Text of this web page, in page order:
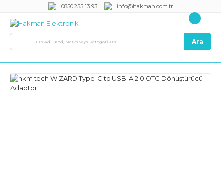
0850 255 13 93 info@hakman.com.tr
Ara